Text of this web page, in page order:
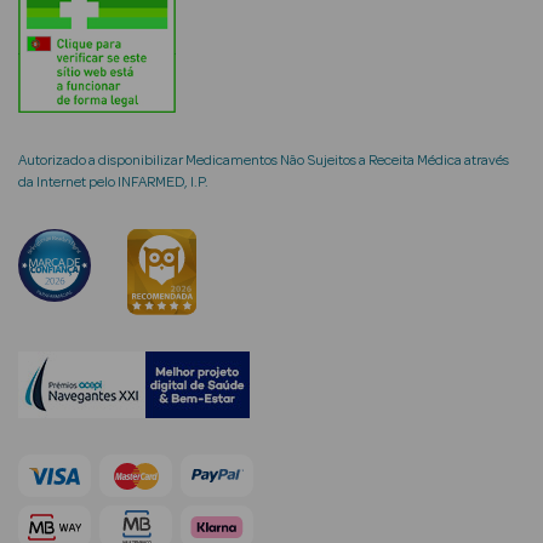
Cosmética
Rosto
Séruns Faciais
envelhecimento
Autorizado a disponibilizar Medicamentos Não Sujeitos a Receita Médica através
da Internet pelo INFARMED, I.P.